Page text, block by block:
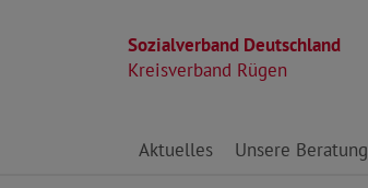
Sozialverband Deutschland
Kreisverband Rügen
Direkt zu den Inhalten springen
Aktuelles Unsere Beratung